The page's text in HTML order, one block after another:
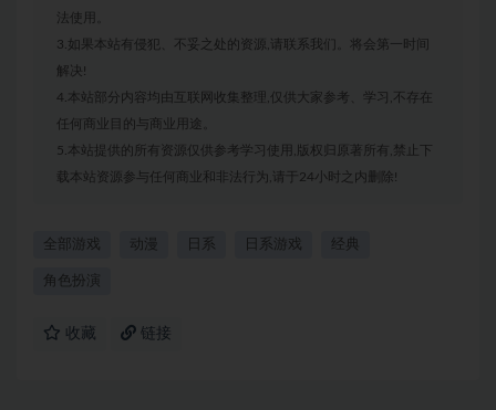
法使用。
3.如果本站有侵犯、不妥之处的资源,请联系我们。将会第一时间
解决!
4.本站部分内容均由互联网收集整理,仅供大家参考、学习,不存在
任何商业目的与商业用途。
5.本站提供的所有资源仅供参考学习使用,版权归原著所有,禁止下
载本站资源参与任何商业和非法行为,请于24小时之内删除!
全部游戏 动漫 日系 日系游戏 经典
角色扮演
收藏 链接